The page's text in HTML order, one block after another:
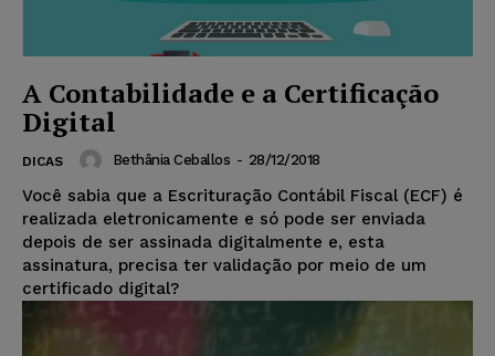
A Contabilidade e a Certificação
Digital
DICAS Bethânia Ceballos - 28/12/2018
Você sabia que a Escrituração Contábil Fiscal (ECF) é
realizada eletronicamente e só pode ser enviada
depois de ser assinada digitalmente e, esta
assinatura, precisa ter validação por meio de um
certificado digital?